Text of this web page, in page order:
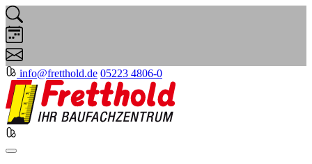
info@fretthold.de 05223 4806-0